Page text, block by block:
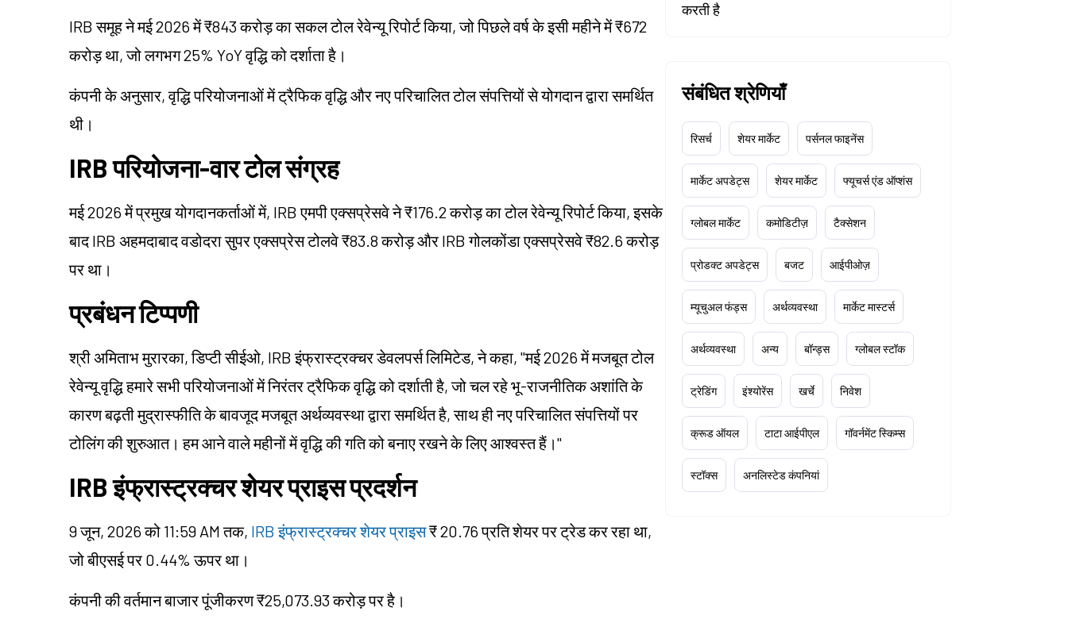
IRB समूह ने मई 2026 में ₹843 करोड़ का सकल टोल रेवेन्यू रिपोर्ट किया, जो पिछले वर्ष के इसी महीने में ₹672
करोड़ था, जो लगभग 25% YoY वृद्धि को दर्शाता है।
कंपनी के अनुसार, वृद्धि परियोजनाओं में ट्रैफिक वृद्धि और नए परिचालित टोल संपत्तियों से योगदान द्वारा समर्थित
थी।
IRB परियोजना-वार टोल संग्रह
मई 2026 में प्रमुख योगदानकर्ताओं में, IRB एमपी एक्सप्रेसवे ने ₹176.2 करोड़ का टोल रेवेन्यू रिपोर्ट किया, इसके
बाद IRB अहमदाबाद वडोदरा सुपर एक्सप्रेस टोलवे ₹83.8 करोड़ और IRB गोलकोंडा एक्सप्रेसवे ₹82.6 करोड़
पर था।
प्रबंधन टिप्पणी
श्री अमिताभ मुरारका, डिप्टी सीईओ, IRB इंफ्रास्ट्रक्चर डेवलपर्स लिमिटेड, ने कहा, "मई 2026 में मजबूत टोल
रेवेन्यू वृद्धि हमारे सभी परियोजनाओं में निरंतर ट्रैफिक वृद्धि को दर्शाती है, जो चल रहे भू-राजनीतिक अशांति के
कारण बढ़ती मुद्रास्फीति के बावजूद मजबूत अर्थव्यवस्था द्वारा समर्थित है, साथ ही नए परिचालित संपत्तियों पर
टोलिंग की शुरुआत। हम आने वाले महीनों में वृद्धि की गति को बनाए रखने के लिए आश्वस्त हैं।"
IRB इंफ्रास्ट्रक्चर शेयर प्राइस प्रदर्शन
9 जून, 2026 को 11:59 AM तक, IRB इंफ्रास्ट्रक्चर शेयर प्राइस₹ 20.76 प्रति शेयर पर ट्रेड कर रहा था,
जो बीएसई पर 0.44% ऊपर था।
कंपनी की वर्तमान बाजार पूंजीकरण ₹25,073.93 करोड़ पर है।
करती है
संबंधित श्रेणियाँ
रिसर्च शेयर मार्केट पर्सनल फाइनेंस
मार्केट अपडेट्स शेयर मार्केट फ्यूचर्स एंड ऑप्शंस
ग्लोबल मार्केट कमोडिटीज़ टैक्सेशन
प्रोडक्ट अपडेट्स बजट आईपीओज़
म्यूचुअल फंड्स अर्थव्यवस्था मार्केट मास्टर्स
अर्थव्यवस्था अन्य बॉन्ड्स ग्लोबल स्टॉक
ट्रेडिंग इंश्योरेंस खर्चे निवेश
क्रूड ऑयल टाटा आईपीएल गॉवर्नमेंट स्किम्स
स्टॉक्स अनलिस्टेड कंपनियां